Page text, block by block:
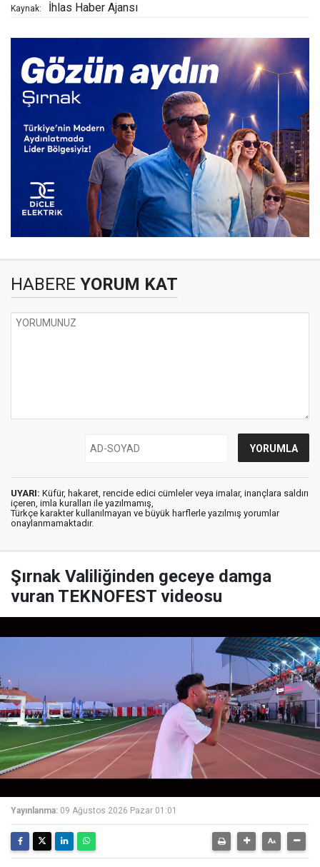
Kaynak: İhlas Haber Ajansı
HABERE YORUM KAT
UYARI: Küfür, hakaret, rencide edici cümleler veya imalar, inançlara saldırı
içeren, imla kuralları ile yazılmamış,
Türkçe karakter kullanılmayan ve büyük harflerle yazılmış yorumlar
onaylanmamaktadır.
Şırnak Valiliğinden geceye damga
vuran TEKNOFEST videosu
Yayınlanma: 09 Ağustos 2026 Pazar 01:01